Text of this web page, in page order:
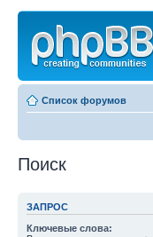
Список форумов
Поиск
ЗАПРОС
Ключевые слова: